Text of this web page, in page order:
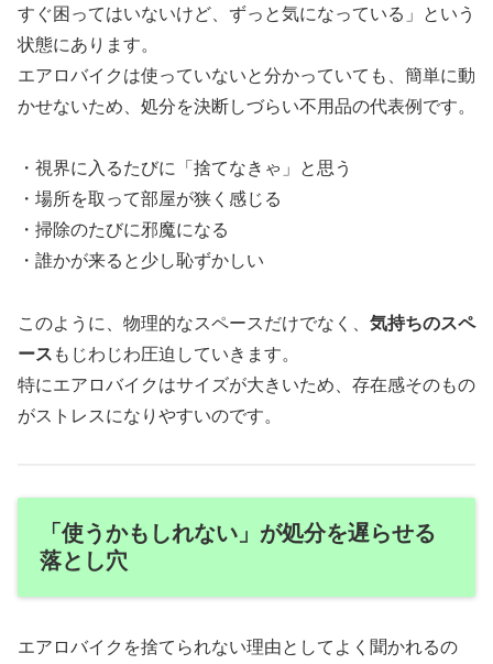
すぐ困ってはいないけど、ずっと気になっている」という
状態にあります。
エアロバイクは使っていないと分かっていても、簡単に動
かせないため、処分を決断しづらい不用品の代表例です。
・視界に入るたびに「捨てなきゃ」と思う
・場所を取って部屋が狭く感じる
・掃除のたびに邪魔になる
・誰かが来ると少し恥ずかしい
このように、物理的なスペースだけでなく、 気持ちのスペ
ース もじわじわ圧迫していきます。
特にエアロバイクはサイズが大きいため、存在感そのもの
がストレスになりやすいのです。
「使うかもしれない」が処分を遅らせる
落とし穴
エアロバイクを捨てられない理由としてよく聞かれるの